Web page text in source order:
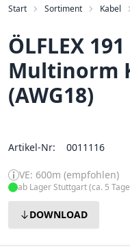
Start Sortiment Kabel
ÖLFLEX 191
Multinorm
(AWG18)
Artikel-Nr: 0011116
VE: 600m (empfohlen)
ab Lager Stuttgart (ca. 5
DOWNLOAD